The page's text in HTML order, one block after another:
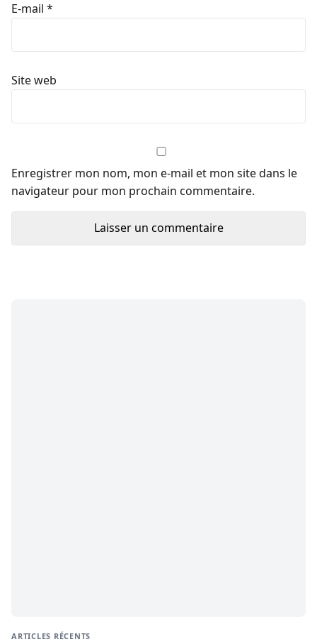
E-mail *
Site web
Enregistrer mon nom, mon e-mail et mon site dans le
navigateur pour mon prochain commentaire.
ARTICLES RÉCENTS